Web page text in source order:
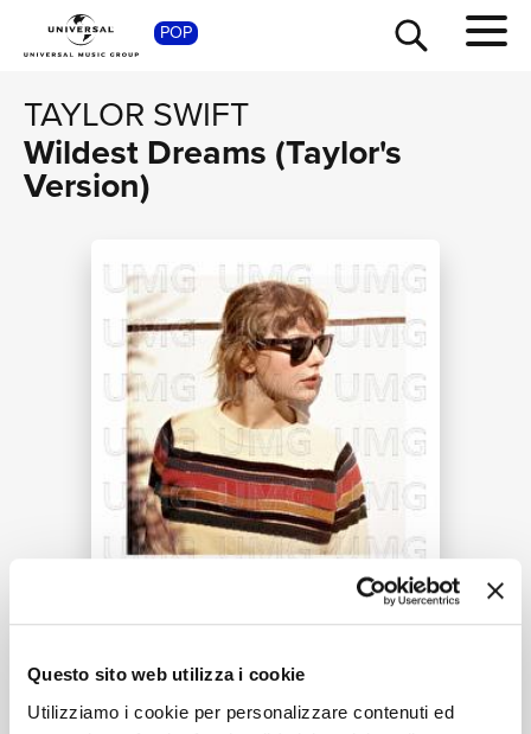
Questo sito web utilizza i cookie
Utilizziamo i cookie per personalizzare contenuti ed
POP
TAYLOR SWIFT
Wildest Dreams (Taylor's
Version)
Tracklist:
1
SHOP
TOUR NEWS
RICERCA
CHI SIAMO